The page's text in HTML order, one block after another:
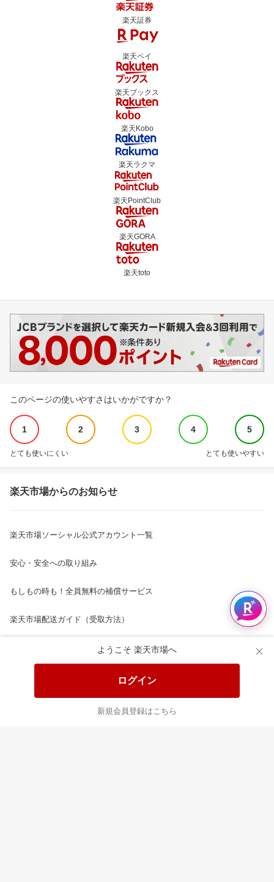
ようこそ 楽天市場へ
ログイン
新規会員登録はこちら
楽天証券
楽天ペイ
楽天ブックス
楽天Kobo
楽天ラクマ
楽天PointClub
楽天GORA
楽天toto
このページの使いやすさはいかがですか？
1 2 3 4 5
とても使いにくい とても使いやすい
楽天市場からのお知らせ
楽天市場ソーシャル公式アカウント一覧
安心・安全への取り組み
もしもの時も！全員無料の補償サービス
楽天市場配送ガイド（受取方法）
楽天にお店を開きませんか？
楽天ショッピングサービスご利用規約